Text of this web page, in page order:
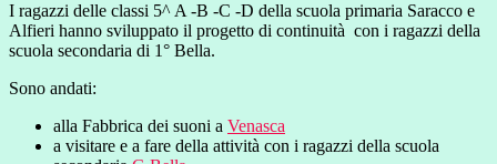
I ragazzi delle classi 5^ A -B -C -D della scuola primaria Saracco e
Alfieri hanno sviluppato il progetto di continuità con i ragazzi della
scuola secondaria di 1° Bella.
Sono andati:
alla Fabbrica dei suoni a Venasca
a visitare e a fare della attività con i ragazzi della scuola